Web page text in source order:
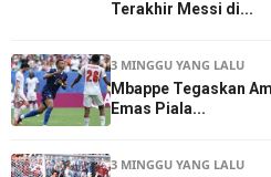
Terakhir Messi di...
3 MINGGU YANG LALU
Mbappe Tegaskan
Emas Piala...
3 MINGGU YANG LALU